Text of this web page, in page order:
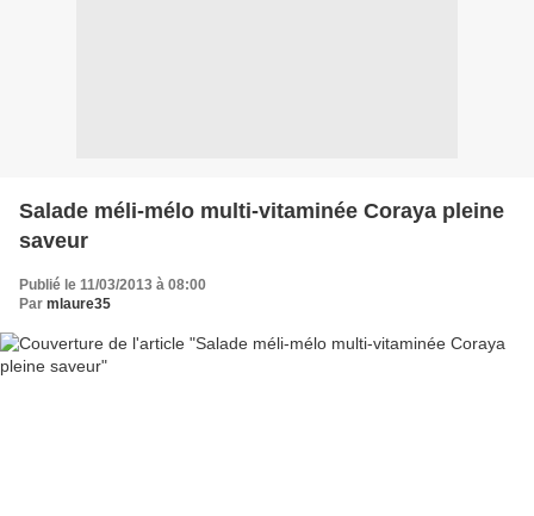
Salade méli-mélo multi-vitaminée Coraya pleine
saveur
Publié le 11/03/2013 à 08:00
Par mlaure35